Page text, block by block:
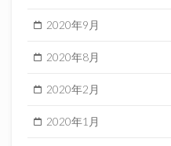
2020年9月
2020年8月
2020年2月
2020年1月